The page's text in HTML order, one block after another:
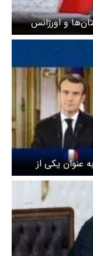
و اورژانس
عنوان یکی از
است